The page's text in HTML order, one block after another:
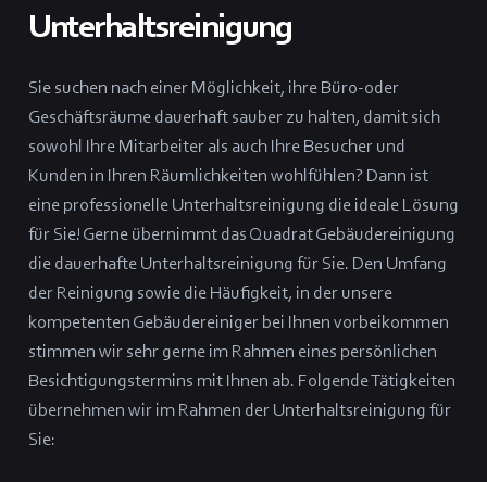
Unterhaltsreinigung
Sie suchen nach einer Möglichkeit, ihre Büro-oder
Geschäftsräume dauerhaft sauber zu halten, damit sich
sowohl Ihre Mitarbeiter als auch Ihre Besucher und
Kunden in Ihren Räumlichkeiten wohlfühlen? Dann ist
eine professionelle Unterhaltsreinigung die ideale Lösung
für Sie! Gerne übernimmt das Quadrat Gebäudereinigung
die dauerhafte Unterhaltsreinigung für Sie. Den Umfang
der Reinigung sowie die Häufigkeit, in der unsere
kompetenten Gebäudereiniger bei Ihnen vorbeikommen
stimmen wir sehr gerne im Rahmen eines persönlichen
Besichtigungstermins mit Ihnen ab. Folgende Tätigkeiten
übernehmen wir im Rahmen der Unterhaltsreinigung für
Sie: